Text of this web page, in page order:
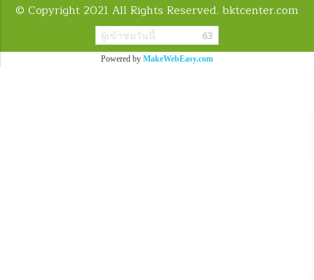
© Copyright 2021 All Rights Reserved. bktcenter.com
ผู้เข้าชมวันนี้ 63
Powered by MakeWebEasy.com